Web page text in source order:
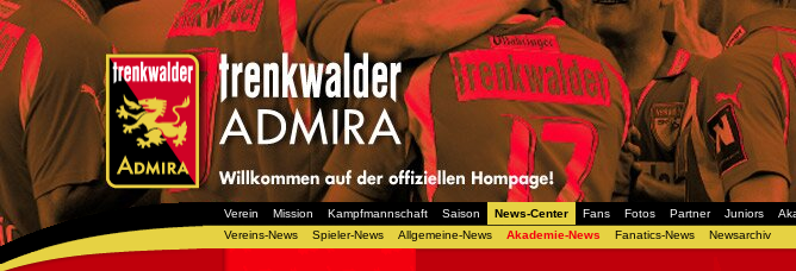
Verein Mission Kampfmannschaft Saison News-Center Fans Fotos Partner Juniors
Vereins-News
Spieler-News Allgemeine-News Akademie-News Fanatics-News Newsarchiv